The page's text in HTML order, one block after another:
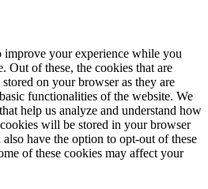
improve your experience while you
Out of these, the cookies that are
stored on your browser as they are
functionalities of the website. We
help us analyze and understand how
will be stored in your browser
have the option to opt-out of these
of these cookies may affect your